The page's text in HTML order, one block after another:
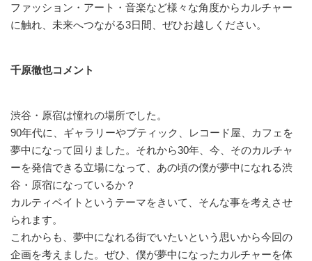
ファッション・アート・音楽など様々な角度からカルチャー
に触れ、未来へつながる3日間、ぜひお越しください。
千原徹也コメント
渋谷・原宿は憧れの場所でした。
90年代に、ギャラリーやブティック、レコード屋、カフェを
夢中になって回りました。それから30年、今、そのカルチャ
ーを発信できる立場になって、あの頃の僕が夢中になれる渋
谷・原宿になっているか？
カルティベイトというテーマをきいて、そんな事を考えさせ
られます。
これからも、夢中になれる街でいたいという思いから今回の
企画を考えました。ぜひ、僕が夢中になったカルチャーを体